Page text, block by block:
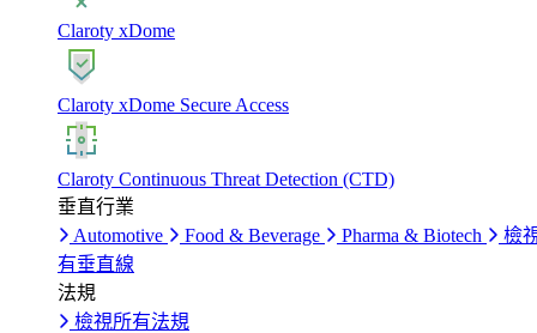
Claroty xDome
Claroty xDome Secure Access
Claroty Continuous Threat Detection (CTD)
垂直行業
Automotive
Food & Beverage Pharma & Biotech
檢
有垂直線
法規
檢視所有法規